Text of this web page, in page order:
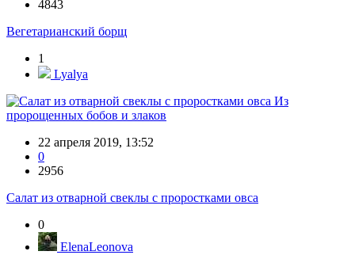
4843
Вегетарианский борщ
1
Lyalya
Из
пророщенных бобов и злаков
22 апреля 2019, 13:52
0
2956
Салат из отварной свеклы с проростками овса
0
ElenaLeonova